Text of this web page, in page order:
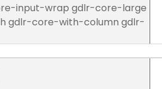
input-wrap gdlr-core-large
gdlr-core-with-column gdlr-